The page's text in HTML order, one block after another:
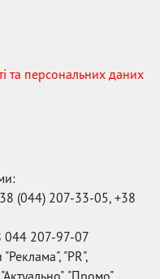
та персональних даних
(044) 207-33-05, +38
044 207-97-07
"PR",